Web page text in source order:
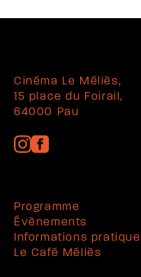
Cinéma Le Méliès,
15 place du Foirail,
64000 Pau
Programme
Évènements
Informations
Le Café Méliès